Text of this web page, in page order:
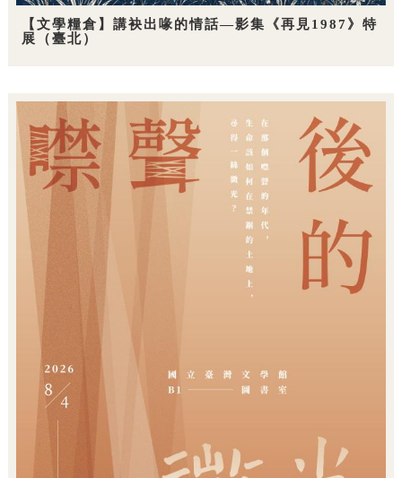
【文學糧倉】講袂出喙的情話—影集《再見1987》特
展（臺北）